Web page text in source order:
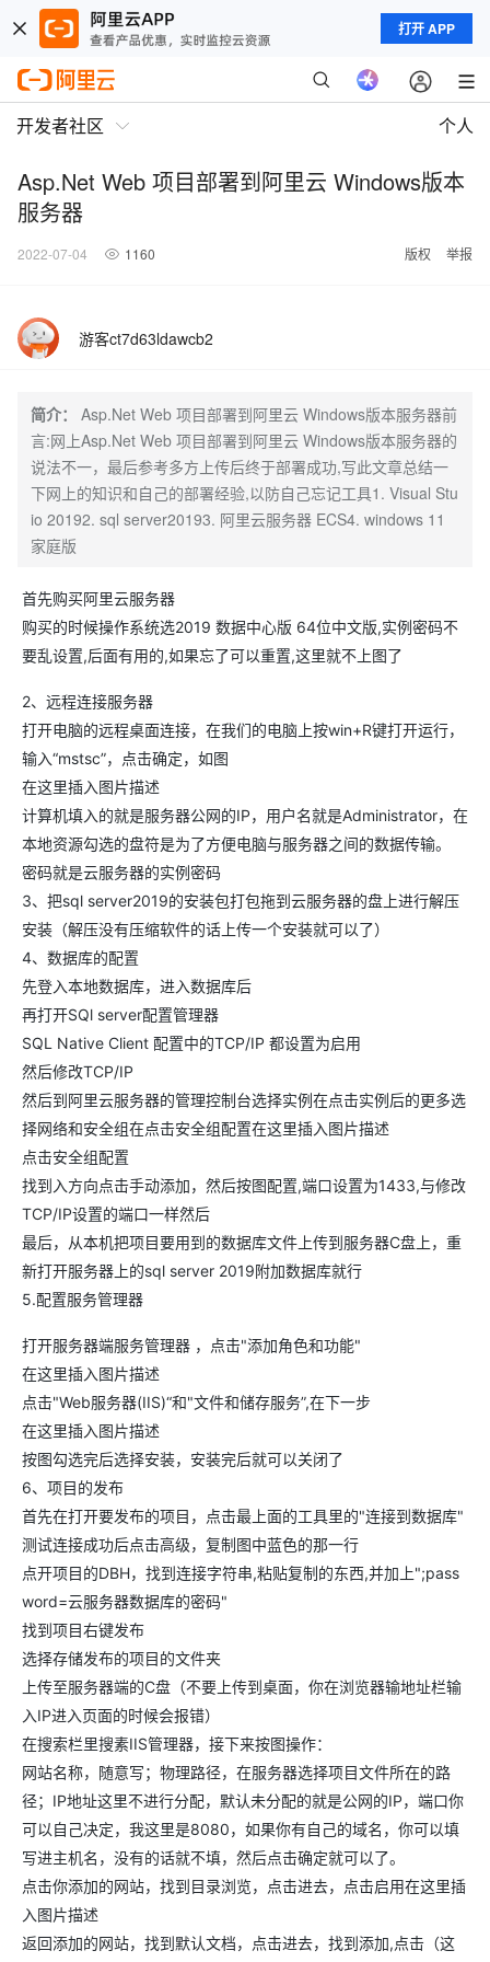
打开 APP
开发者社区 个人
Asp.Net Web 项目部署到阿里云 Windows版本
服务器
2022-07-04 1160 版权 举报
游客ct7d63ldawcb2
简介：
Asp.Net Web 项目部署到阿里云 Windows版本服务器前
言:网上Asp.Net Web 项目部署到阿里云 Windows版本服务器的
说法不一，最后参考多方上传后终于部署成功,写此文章总结一
下网上的知识和自己的部署经验,以防自己忘记工具1. Visual Stu
io 20192. sql server20193. 阿里云服务器 ECS4. windows 11
家庭版
首先购买阿里云服务器
购买的时候操作系统选2019 数据中心版 64位中文版,实例密码不
要乱设置,后面有用的,如果忘了可以重置,这里就不上图了
2、远程连接服务器
打开电脑的远程桌面连接，在我们的电脑上按win+R键打开运行，
输入“mstsc”，点击确定，如图
在这里插入图片描述
计算机填入的就是服务器公网的IP，用户名就是Administrator，在
本地资源勾选的盘符是为了方便电脑与服务器之间的数据传输。
密码就是云服务器的实例密码
3、把sql server2019的安装包打包拖到云服务器的盘上进行解压
安装（解压没有压缩软件的话上传一个安装就可以了）
4、数据库的配置
先登入本地数据库，进入数据库后
再打开SQl server配置管理器
SQL Native Client 配置中的TCP/IP 都设置为启用
然后修改TCP/IP
然后到阿里云服务器的管理控制台选择实例在点击实例后的更多选
择网络和安全组在点击安全组配置在这里插入图片描述
点击安全组配置
找到入方向点击手动添加，然后按图配置,端口设置为1433,与修改
TCP/IP设置的端口一样然后
最后，从本机把项目要用到的数据库文件上传到服务器C盘上，重
新打开服务器上的sql server 2019附加数据库就行
5.配置服务管理器
打开服务器端服务管理器 ，点击"添加角色和功能"
在这里插入图片描述
点击"Web服务器(IIS)“和"文件和储存服务”,在下一步
在这里插入图片描述
按图勾选完后选择安装，安装完后就可以关闭了
6、项目的发布
首先在打开要发布的项目，点击最上面的工具里的"连接到数据库"
测试连接成功后点击高级，复制图中蓝色的那一行
点开项目的DBH，找到连接字符串,粘贴复制的东西,并加上";pass
word=云服务器数据库的密码"
找到项目右键发布
选择存储发布的项目的文件夹
上传至服务器端的C盘（不要上传到桌面，你在浏览器输地址栏输
入IP进入页面的时候会报错）
在搜索栏里搜素IIS管理器，接下来按图操作：
网站名称，随意写；物理路径，在服务器选择项目文件所在的路
径；IP地址这里不进行分配，默认未分配的就是公网的IP，端口你
可以自己决定，我这里是8080，如果你有自己的域名，你可以填
写进主机名，没有的话就不填，然后点击确定就可以了。
点击你添加的网站，找到目录浏览，点击进去，点击启用在这里插
入图片描述
返回添加的网站，找到默认文档，点击进去，找到添加,点击（这